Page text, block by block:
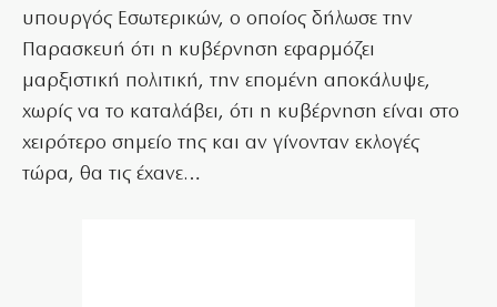
υπουργός Εσωτερικών, ο οποίος δήλωσε την
Παρασκευή ότι η κυβέρνηση εφαρμόζει
μαρξιστική πολιτική, την επομένη αποκάλυψε,
χωρίς να το καταλάβει, ότι η κυβέρνηση είναι στο
χειρότερο σημείο της και αν γίνονταν εκλογές
τώρα, θα τις έχανε…